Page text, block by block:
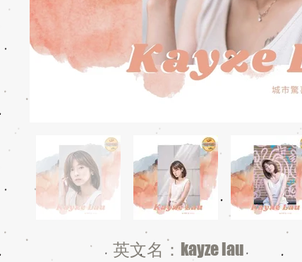
英文名：kayze lau